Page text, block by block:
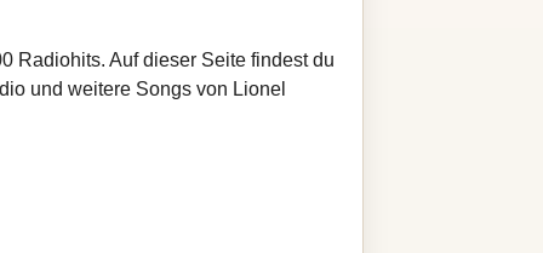
Radiohits. Auf dieser Seite findest du
und weitere Songs von Lionel